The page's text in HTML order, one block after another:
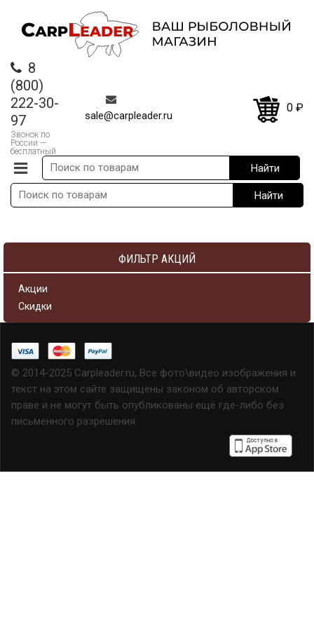
8
(800)
222-30-
97
Звонок по
России —
бесплатный
sale@carpleader.ru
0 ₽
ФИЛЬТР АКЦИЙ
Акции
Скидки
© 2014-2025 Carpleader.ru, Все фото\видео изображения и
текст на этом сайте защищены законом об авторском
праве и не могут быть опубликованы ещё где-либо без
письменного разрешения.